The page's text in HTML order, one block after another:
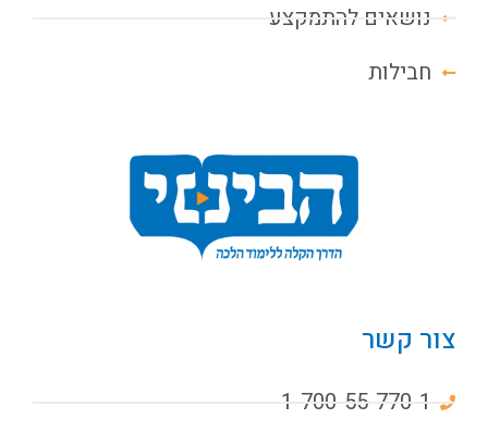
נושאים להתמקצע
חבילות
צור קשר
1-700-55-770-1